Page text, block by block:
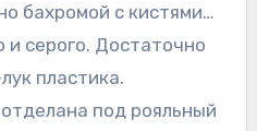
бахромой с кистями…
и серого. Достаточно
пластика.
под рояльный